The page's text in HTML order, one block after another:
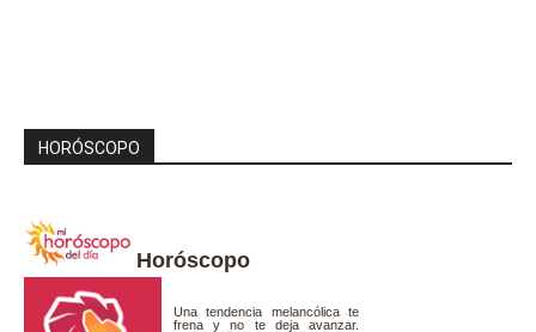
HORÓSCOPO
Horóscopo